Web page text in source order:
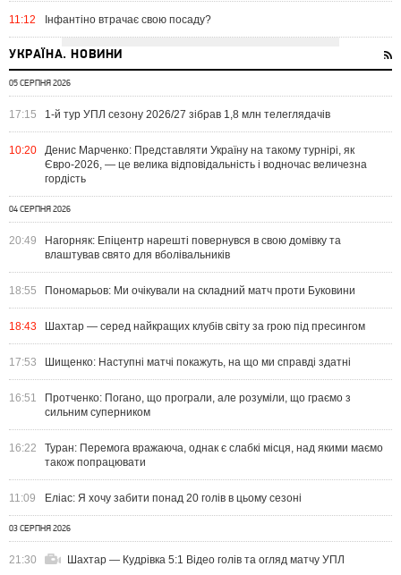
11:12 Інфантіно втрачає свою посаду?
УКРАЇНА. НОВИНИ
05 СЕРПНЯ 2026
17:15 1-й тур УПЛ сезону 2026/27 зібрав 1,8 млн телеглядачів
10:20
Денис Марченко: Представляти Україну на такому турнірі, як
Євро-2026, — це велика відповідальність і водночас величезна
гордість
04 СЕРПНЯ 2026
20:49
Нагорняк: Епіцентр нарешті повернувся в свою домівку та
влаштував свято для вболівальників
18:55 Пономарьов: Ми очікували на складний матч проти Буковини
18:43 Шахтар — серед найкращих клубів світу за грою під пресингом
17:53 Шищенко: Наступні матчі покажуть, на що ми справді здатні
16:51
Протченко: Погано, що програли, але розуміли, що граємо з
сильним суперником
16:22
Туран: Перемога вражаюча, однак є слабкі місця, над якими маємо
також попрацювати
11:09 Еліас: Я хочу забити понад 20 голів в цьому сезоні
03 СЕРПНЯ 2026
21:30 Шахтар — Кудрівка 5:1 Відео голів та огляд матчу УПЛ